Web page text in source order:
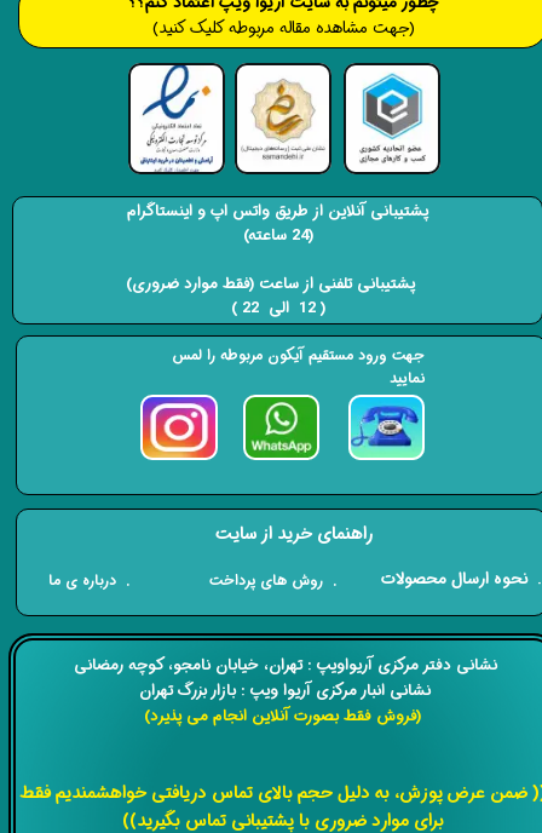
​​نشانی دفتر مرکزی آریواویپ : تهران، خیابان نامجو،کوچه رمضانی
نشانی انبار مرکزی آریوا ویپ : بازار بزرگ تهران
(فروش فقط بصورت آنلاین انجام می پذیرد)
ضمن عرض پوزش، به دلیل حجم بالای تماس دریافتی خواهشمندیم فقط
برای موارد ضروری با پشتیبانی تماس بگیرید))
(جهت مشاهده مقاله مربوطه کلیک کنید)
راهنمای خرید از سایت
​. نحوه ارسال محصولات . روش های پرداخت . درباره ی ما
پشتیبانی آنلاین از طریق واتس اپ و اینستاگرام
(24 ساعته)
​​​​​​​ پشتیبانی تلفنی از ساعت (فقط موارد ضروری)
( 12 الی 22 ) ​​​​​​​
جهت ورود مستقیم آیکون مربوطه را لمس
نمایید